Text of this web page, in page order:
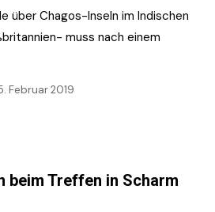
über Chagos-Inseln im Indischen
muss nach einem
Februar 2019
beim Treffen in Scharm